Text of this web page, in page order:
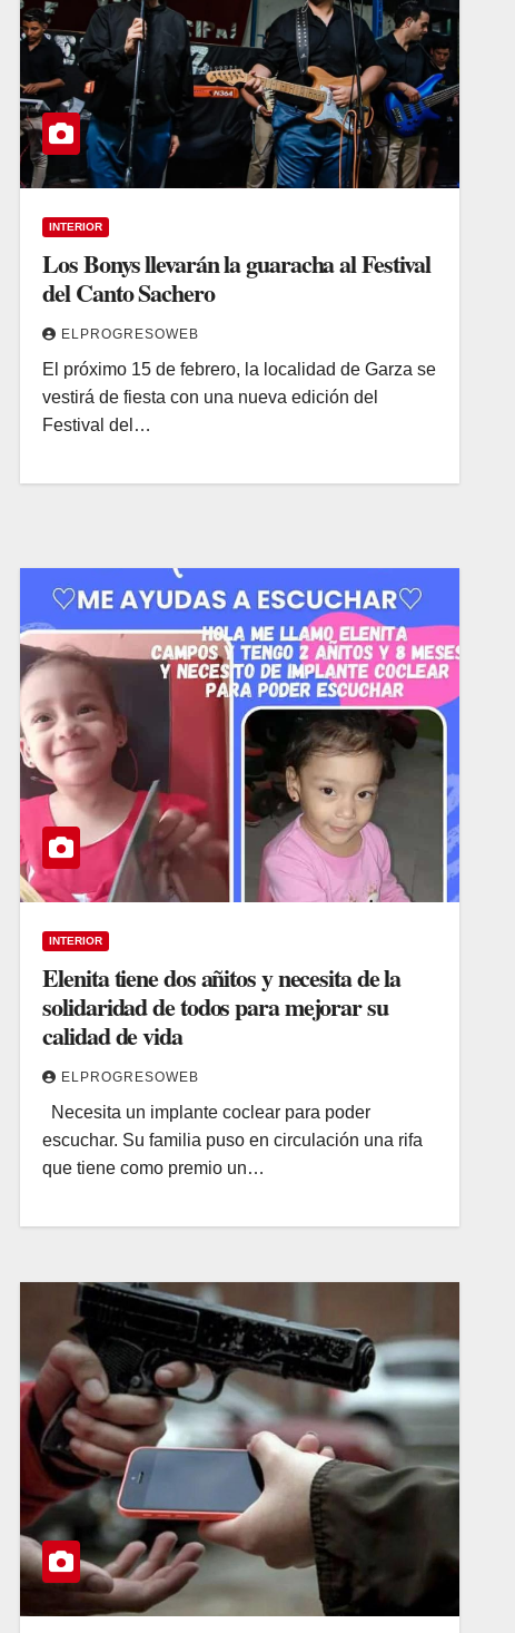
INTERIOR
Los Bonys llevarán la guaracha al Festival
del Canto Sachero
ELPROGRESOWEB
El próximo 15 de febrero, la localidad de Garza se
vestirá de fiesta con una nueva edición del
Festival del…
INTERIOR
Elenita tiene dos añitos y necesita de la
solidaridad de todos para mejorar su
calidad de vida
ELPROGRESOWEB
Necesita un implante coclear para poder
escuchar. Su familia puso en circulación una rifa
que tiene como premio un…